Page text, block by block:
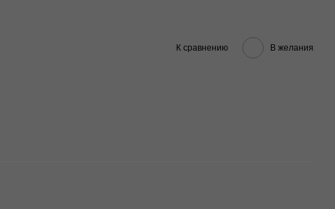
К сравнению В желания